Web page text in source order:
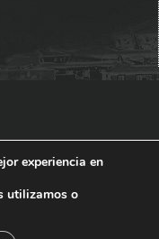
experiencia en
utilizamos o